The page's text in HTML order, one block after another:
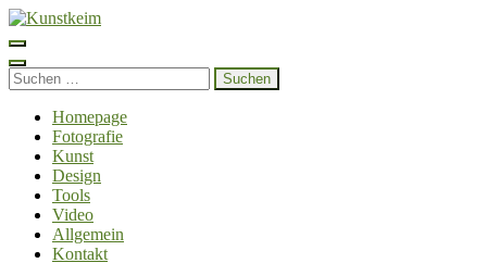
Zum
Inhalt
springen
(Enter
drücken)
Suchen
nach:
Homepage
Fotografie
Kunst
Design
Tools
Video
Allgemein
Kontakt